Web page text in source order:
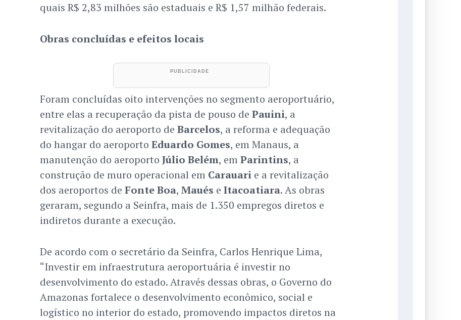
quais R$ 2,83 milhões são estaduais e R$ 1,57 milhão federais.
Obras concluídas e efeitos locais
Foram concluídas oito intervenções no segmento aeroportuário,
entre elas a recuperação da pista de pouso de Pauini, a
revitalização do aeroporto de Barcelos, a reforma e adequação
do hangar do aeroporto Eduardo Gomes, em Manaus, a
manutenção do aeroporto Júlio Belém, emParintins, a
construção de muro operacional em Carauarie a revitalização
dos aeroportos de Fonte Boa, Maués e Itacoatiara. As obras
geraram, segundo a Seinfra, mais de 1.350 empregos diretos e
indiretos durante a execução.
De acordo com o secretário da Seinfra, Carlos Henrique Lima,
“Investir em infraestrutura aeroportuária é investir no
desenvolvimento do estado. Através dessas obras, o Governo do
Amazonas fortalece o desenvolvimento econômico, social e
logístico no interior do estado, promovendo impactos diretos na